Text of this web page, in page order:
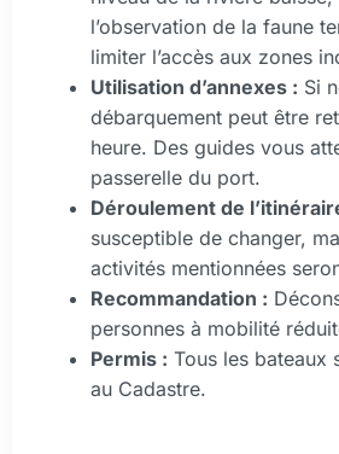
l’observation de la faune
limiter l’accès aux zones
Utilisation d’annexes : Si
débarquement peut être
heure. Des guides vous
passerelle du port.
Déroulement de
susceptible de changer,
activités mentionnées
Recommandation :
personnes à mobilité
Permis : Tous les bateaux
au Cadastre.